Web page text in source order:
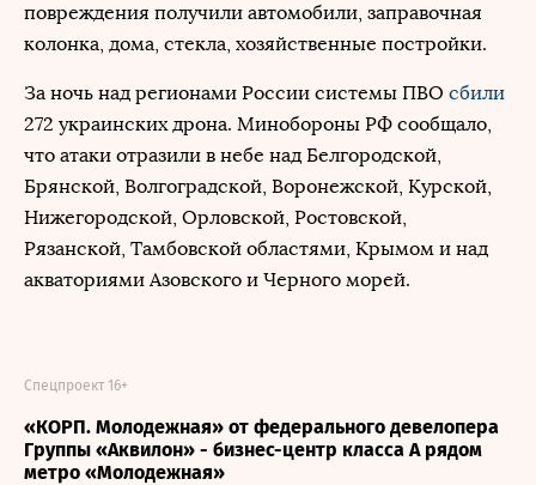
повреждения получили автомобили, заправочная
колонка, дома, стекла, хозяйственные постройки.
За ночь над регионами России системы ПВО сбили
272 украинских дрона. Минобороны РФ сообщало,
что атаки отразили в небе над Белгородской,
Брянской, Волгоградской, Воронежской, Курской,
Нижегородской, Орловской, Ростовской,
Рязанской, Тамбовской областями, Крымом и над
акваториями Азовского и Черного морей.
«КОРП. Молодежная» от федерального девелопера
Группы «Аквилон» - бизнес-центр класса А рядом
метро «Молодежная»
Спецпроект 16+